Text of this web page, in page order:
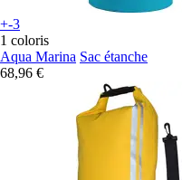
+-3
1 coloris
Aqua Marina Sac étanche
68,96 €